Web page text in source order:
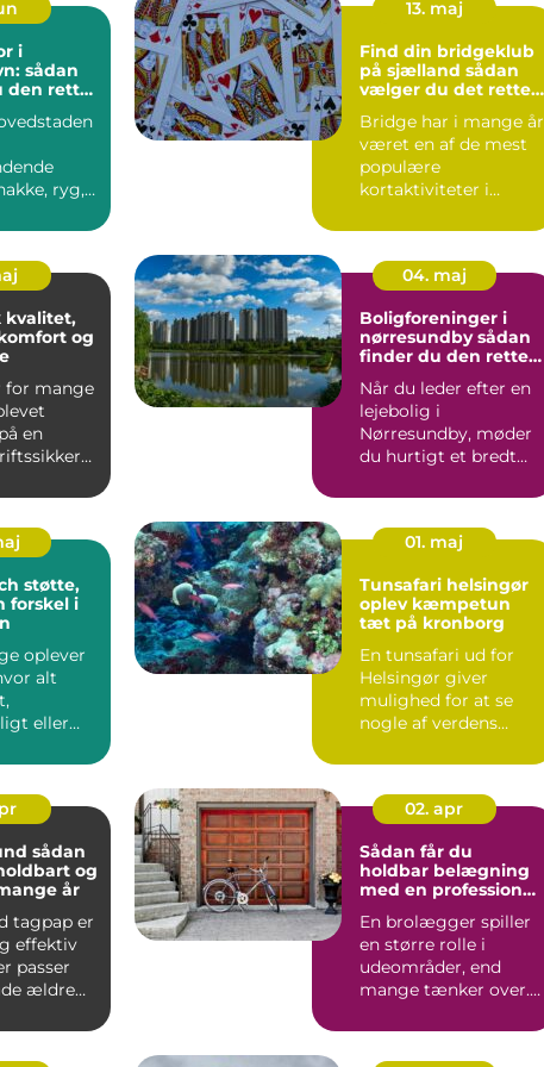
i
sådan
den rette
ryg,
13. maj
Find din bridgeklub
på sjælland sådan
vælger du det rette
Bridge har i mange år
været en af de mest
populære
kortaktiviteter i
Sjælland fi...
kvalitet,
og
for mange
en
04. maj
Boligforeninger i
nørresundby sådan
finder du den rette
Når du leder efter en
lejebolig i
Nørresundby, møder
du hurtigt et bredt
boligforeninger, ...
forskel i
oplever
alt
eller
01. maj
Tunsafari helsingør
oplev kæmpetun
tæt på kronborg
En tunsafari ud for
Helsingør giver
mulighed for at se
nogle af verdens
rovfisk hel...
og
år
tagpap er
effektiv
passer
ældre
02. apr
Sådan får du
holdbar belægning
med en professionel
En brolægger spiller
en større rolle i
udeområder, end
mange tænker over.